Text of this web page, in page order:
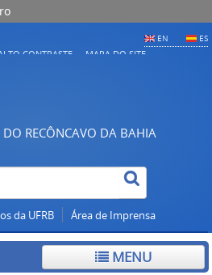
EN ES
CONTRASTE MAPA DO SITE
DO RECÔNCAVO DA BAHIA
da UFRB Área de Imprensa
MENU